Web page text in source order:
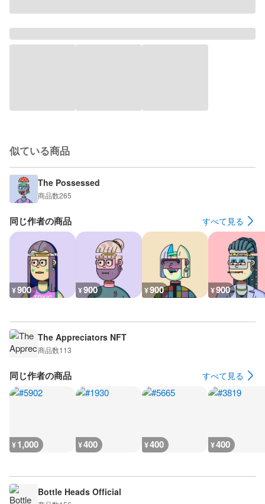
似ている商品
The Possessed
商品数265
同じ作者の商品 すべて見る
¥900 ¥900 ¥900 ¥900
The Appreciators NFT
商品数113
同じ作者の商品 すべて見る
¥1,000 ¥400 ¥400 ¥400
Bottle Heads Official